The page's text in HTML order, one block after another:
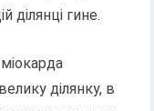
ділянці гине.
ділянку, в